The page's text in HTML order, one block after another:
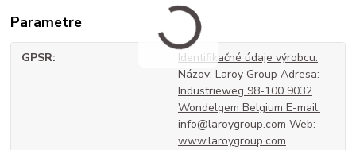
Parametre
GPSR
Identifikačné údaje výrobcu:
Názov: Laroy Group Adresa:
Industrieweg 98-100 9032
Wondelgem Belgium E-mail:
info@laroygroup.com Web:
www.laroygroup.com